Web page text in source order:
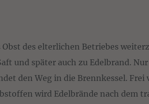
Obst des elterlichen Betriebes
und später auch zu Edelbrand. Nur
den Weg in die Brennkessel.
wird Edelbrände nach dem